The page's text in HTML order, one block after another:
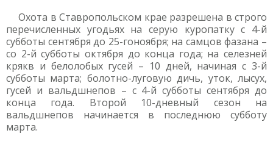
Охота в Ставропольском крае разрешена в строго
перечисленных угодьях на серую куропатку с 4-й
субботы сентября до 25-гоноября; на самцов фазана –
со 2-й субботы октября до конца года; на селезней
крякв и белолобых гусей – 10 дней, начиная с 3-й
субботы марта; болотно-луговую дичь, уток, лысух,
гусей и вальдшнепов – с 4-й субботы сентября до
конца года. Второй 10-дневный сезон на
вальдшнепов начинается в последнюю субботу
марта.